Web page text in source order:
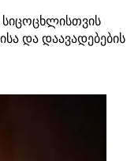
სიცოცხლისთვის
და დაავადებების